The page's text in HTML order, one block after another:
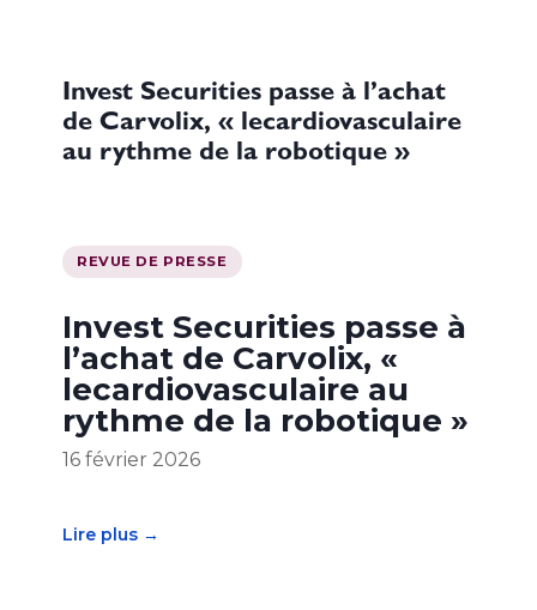
Invest Securities passe à l’achat
de Carvolix, « lecardiovasculaire
au rythme de la robotique »
REVUE DE PRESSE
Invest Securities passe à
l’achat de Carvolix, «
lecardiovasculaire au
rythme de la robotique »
16 février 2026
Lire plus →